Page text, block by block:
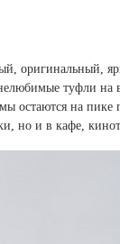
оригинальный,
туфли на
остаются на пике
но и в кафе,